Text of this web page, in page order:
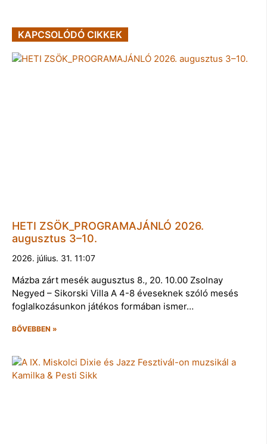
KAPCSOLÓDÓ CIKKEK
HETI ZSÖK_PROGRAMAJÁNLÓ 2026.
augusztus 3–10.
2026. július. 31. 11:07
Mázba zárt mesék augusztus 8., 20. 10.00 Zsolnay
Negyed – Sikorski Villa A 4-8 éveseknek szóló mesés
foglalkozásunkon játékos formában ismer…
BŐVEBBEN »